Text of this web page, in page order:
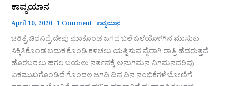
ಕಾವ್ಯಯಾನ
April 10, 2020 1 Comment ಕಾವ್ಯಯಾನ
ಚರಿತ್ರೆ ಚಿರನಿದ್ರೆ ದೇವು ಮಾಕೊಂಡ ಜಗದ ಬಲೆ ಬಲೆಯೊಳಗಿನ ಮುಸುಕು
ಸಿಕ್ಕಿಸಿಕೊಂಡ ಬದುಕ ಕೊಂಡಿ ಕಳಚಲು ಯತ್ನಿಸುವ ವೈರಾಗಿ ರಾತ್ರಿ ಹೆದರುತ್ತದೆ
ಹೊರಬರಲು ಹಗಲ ಬಯಲು ನರ್ತನಕ್ಕೆ ಅನುಗಮನ ನಿಗಮನದರಿವು
ಏಕಮುಖಗೊಂಡಿದೆ ಗೊಂದಲ ಜಗದಿ ದಿನ ದಿನ ನಂಬಿಕೆಗಳೆ ಬೋಣಿಗೆ